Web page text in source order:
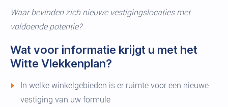
Waar bevinden zich nieuwe vestigingslocaties met
voldoende potentie?
Wat voor informatie krijgt u met het
Witte Vlekkenplan?
In welke winkelgebieden is er ruimte voor een nieuwe
vestiging van uw formule